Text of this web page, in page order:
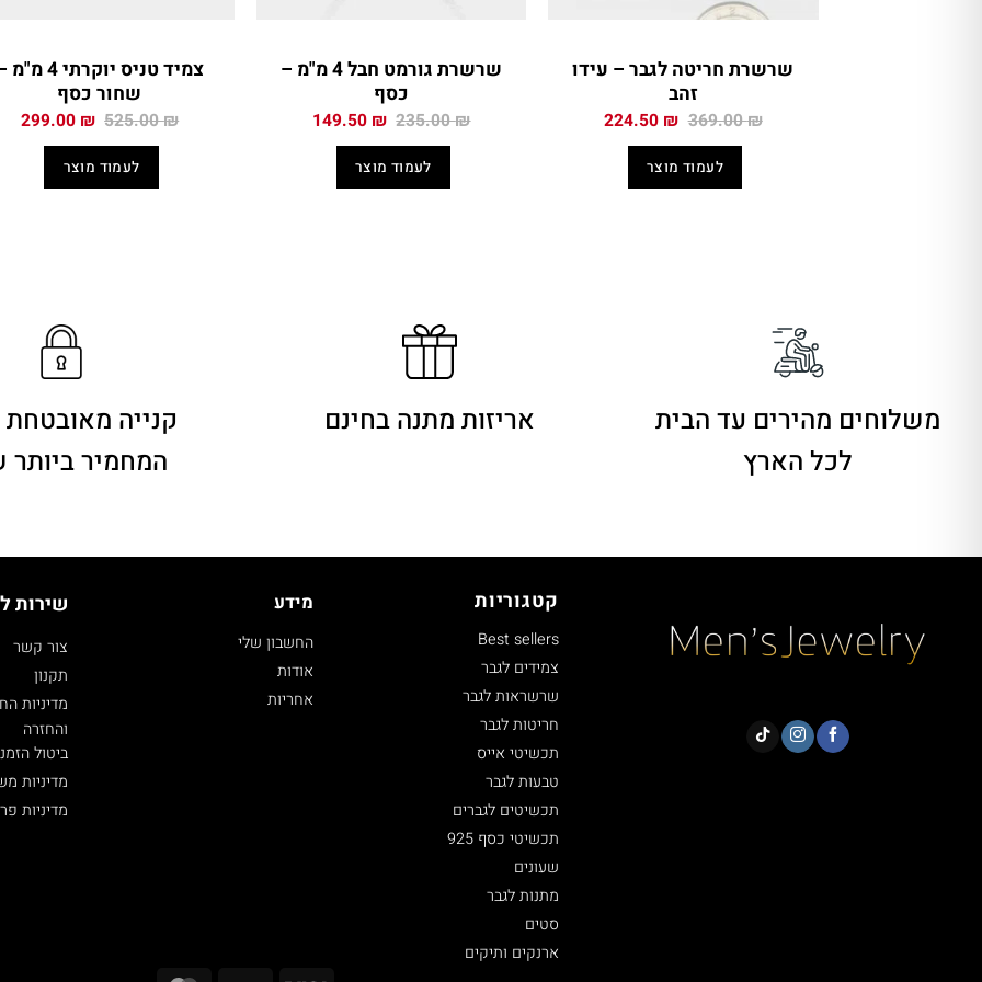
שרשרת חריטה לגבר – עידו
זהב
369.00₪ המחיר
369.00 ₪.
224.50 ₪ המחיר
לעמוד מוצר
שרשרת גורמט חבל 4 מ"מ –
כסף
235.00₪ המחיר
235.00 ₪.
149.50 ₪
לעמוד מוצר
צמיד טניס יוקרתי 4
שחור כסף
525.00₪ המחיר
525.00 ₪.
299.00 ₪
לעמוד מוצר
משלוחים מהירים עד הבית
לכל הארץ
אריזות מתנה בחינם
קנייה
המחמיר
קטגוריות
Best sellers
צמידים לגבר
שרשראות לגבר
חריטות לגבר
תכשיטי אייס
טבעות לגבר
תכשיטים לגברים
תכשיטי כסף 925
שעונים
מתנות לגבר
סטים
ארנקים ותיקים
מידע
החשבון שלי
אודות
אחריות
שירות
צור קשר
תקנון
מדיניות
והחזרה
ביטול
מדיניות
מדיניות